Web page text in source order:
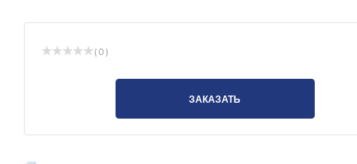
( 0 )
ЗАКАЗАТЬ